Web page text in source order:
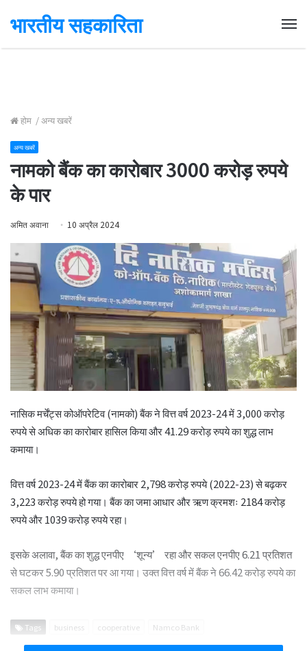
भारतीय सहकारिता
होम /अन्य खबरें
अन्य खबरें
नामको बैंक का कारोबार 3000 करोड़ रुपये
के पार
अमित अवाना 10 अप्रैल 2024
नासिक मर्चेंट्स कोऑपरेटिव (नामको) बैंक ने वित्त वर्ष 2023-24 में 3,000 करोड़
रुपये से अधिक का कारोबार हासिल किया और 41.29 करोड़ रुपये का शुद्ध लाभ
कमाया।
वित्त वर्ष 2023-24 में बैंक का कारोबार 2,798 करोड़ रुपये (2022-23) से बढ़कर
3,223 करोड़ रुपये हो गया। बैंक का जमा आधार और ऋण क्रमशः 2184 करोड़
रुपये और 1039 करोड़ रुपये रहा।
इसके अलावा, बैंक का शुद्ध एनपीए ‘शून्य’ रहा और सकल एनपीए 6.21 प्रतिशत
से घटकर 5.90 प्रतिशत पर आ गया। उक्त वित्त वर्ष में बैंक ने 66.42 करोड़ रुपये का
सकल लाभ कमाया।
Tags business cooperative Namco Bank